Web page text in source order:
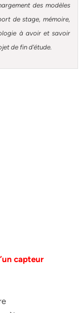
des modèles
de stage, mémoire,
à avoir et savoir
de fin d’étude
capteur